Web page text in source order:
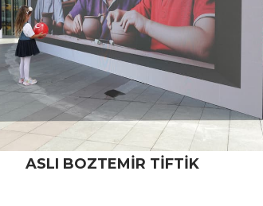
ASLI BOZTEMİR TİFTİK